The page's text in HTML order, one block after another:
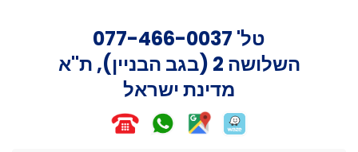
טל' 077-466-0037
השלושה 2 (בגב הבניין), ת"א
מדינת ישראל